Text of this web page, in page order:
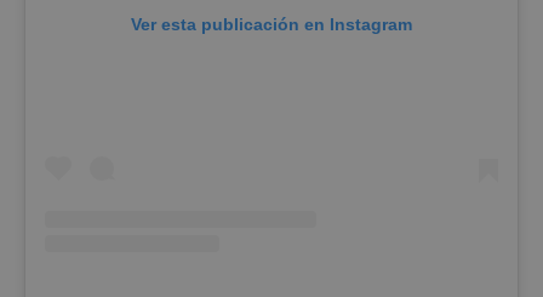
Ver esta publicación en Instagram